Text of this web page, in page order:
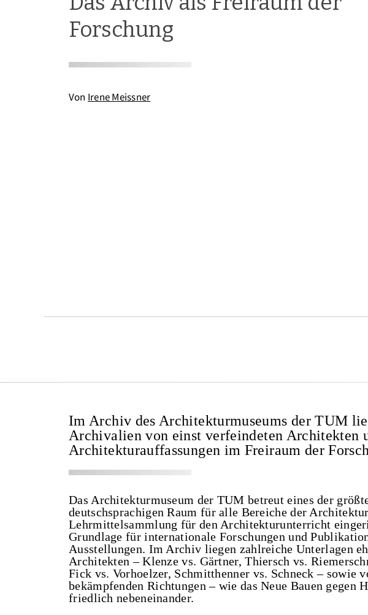
Forschung
Von Irene Meissner
Im Archiv des Architekturmuseums der TUM
Archivalien von einst verfeindeten Architekten
Architekturauffassungen im Freiraum der
Das Architekturmuseum der TUM betreut eines der
deutschsprachigen Raum für alle Bereiche der
Lehrmittelsammlung für den Architekturunterricht
Grundlage für internationale Forschungen und
Ausstellungen. Im Archiv liegen zahlreiche Unterlagen
Architekten – Klenze vs. Gärtner, Thiersch vs.
Fick vs. Vorhoelzer, Schmitthenner vs. Schneck – sowie
bekämpfenden Richtungen – wie das Neue Bauen gegen
friedlich nebeneinander.